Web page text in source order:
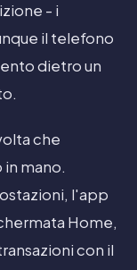
- i
il telefono
dietro un
che
mano.
l'app
Home,
con il